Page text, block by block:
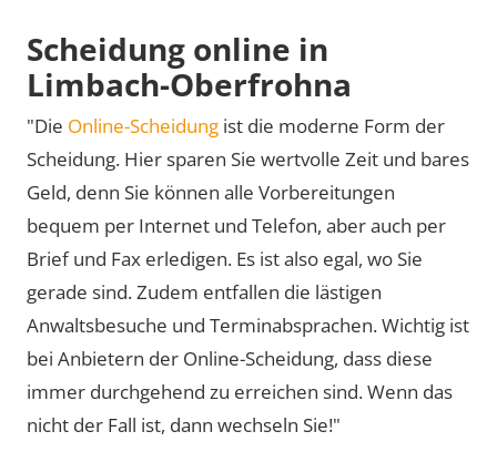
Scheidung online in
Limbach-Oberfrohna
"Die Online-Scheidung ist die moderne Form der
Scheidung. Hier sparen Sie wertvolle Zeit und bares
Geld, denn Sie können alle Vorbereitungen
bequem per Internet und Telefon, aber auch per
Brief und Fax erledigen. Es ist also egal, wo Sie
gerade sind. Zudem entfallen die lästigen
Anwaltsbesuche und Terminabsprachen. Wichtig ist
bei Anbietern der Online-Scheidung, dass diese
immer durchgehend zu erreichen sind. Wenn das
nicht der Fall ist, dann wechseln Sie!"